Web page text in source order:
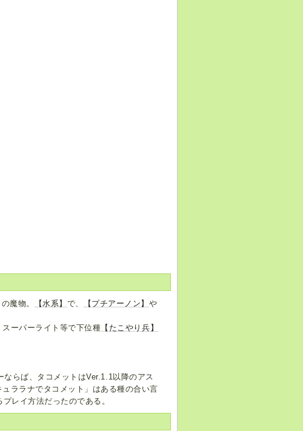
魔物。 【水系】 で、 【プチアーノン】 や
スーパーライト等で下位種 【たこやり兵】
らば、タコメットはVer.1.1以降のアス
ララナでタコメット」はある種の合い言
レイ方法だったのである。